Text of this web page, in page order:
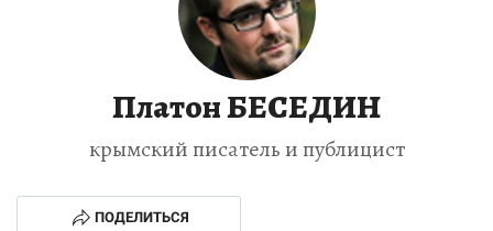
Платон БЕСЕДИН
крымский писатель и публицист
ПОДЕЛИТЬСЯ